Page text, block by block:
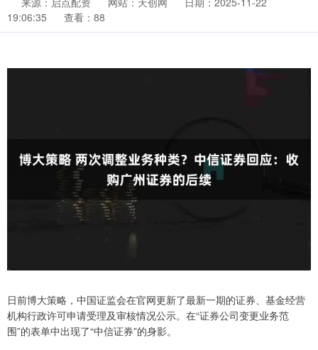
19:06:35
查看：88
日前博大策略，中国证监会在官网更新了最新一期的证券、基金经营
机构行政许可申请受理及审核情况公示。在“证券公司变更业务范
围”的表单中出现了“中信证券”的身影。